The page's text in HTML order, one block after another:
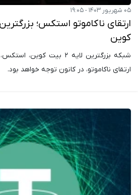
۰۵ شهریور ۱۴۰۳ - ۱۹:۰۵
ارتقای ناکاموتو استکس؛
کوین
شبکه بزرگترین لایه ۲ بیت
ارتقای ناکاموتو، در کانون توجه خواهد بود.